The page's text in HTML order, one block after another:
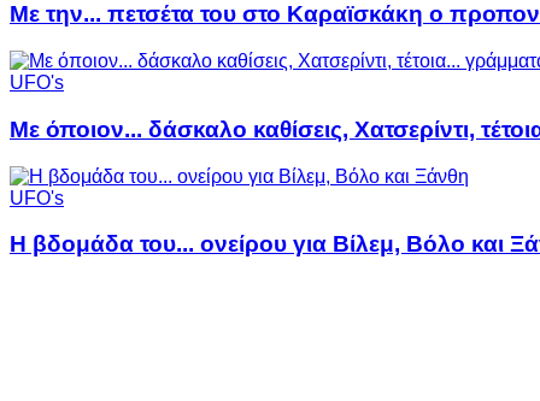
Με την... πετσέτα του στο Καραϊσκάκη ο
UFO's
Με όποιον... δάσκαλο καθίσεις, Χατσερίντι,
UFO's
Η βδομάδα του... ονείρου για Βίλεμ, Βόλο και